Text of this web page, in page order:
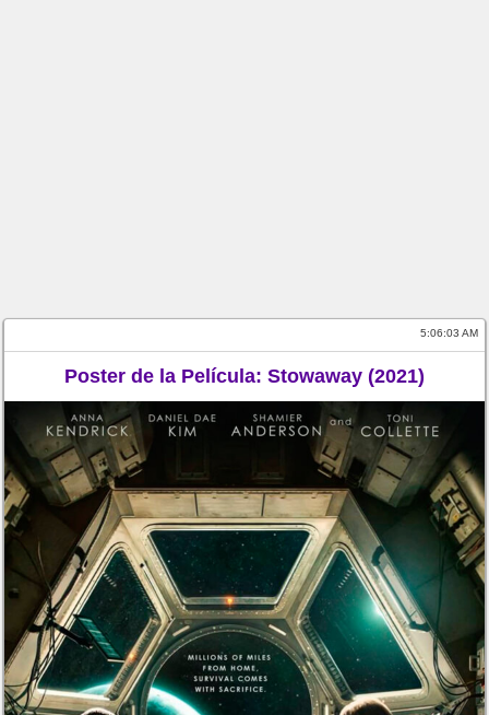
5:06:03 AM
Poster de la Película: Stowaway (2021)